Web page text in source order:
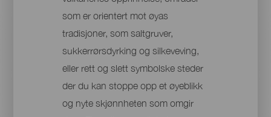
som er orientert mot øyas
tradisjoner, som saltgruver,
sukkerrørsdyrking og silkeveving,
eller rett og slett symbolske steder
der du kan stoppe opp et øyeblikk
og nyte skjønnheten som omgir